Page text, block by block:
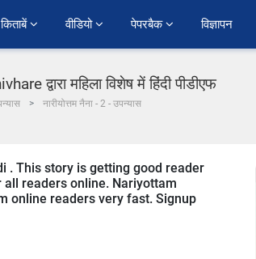
किताबें वीडियो पेपरबैक विज्ञापन
द्वारा महिला विशेष में हिंदी पीडीएफ
नारीयोत्तम नैना - 2 - उपन्यास
. This story is getting good reader
readers online. Nariyottam
online readers very fast. Signup